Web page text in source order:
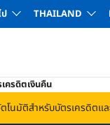
THAILAND
ครดิตเงินคืน
โนมัติสำหรับบัตรเครดิตแ